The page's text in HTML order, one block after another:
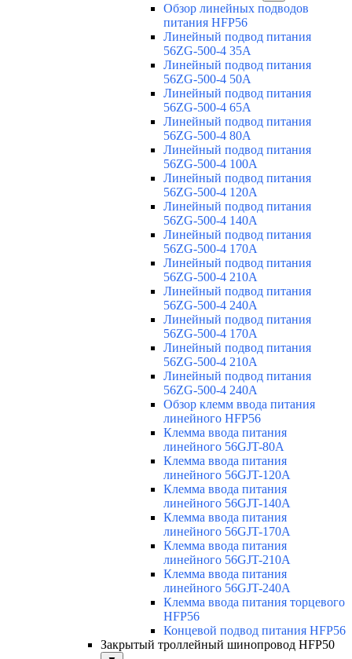
Обзор линейных подводов
питания HFP56
Линейный подвод питания
56ZG-500-4 35A
Линейный подвод питания
56ZG-500-4 50A
Линейный подвод питания
56ZG-500-4 65A
Линейный подвод питания
56ZG-500-4 80A
Линейный подвод питания
56ZG-500-4 100A
Линейный подвод питания
56ZG-500-4 120A
Линейный подвод питания
56ZG-500-4 140A
Линейный подвод питания
56ZG-500-4 170A
Линейный подвод питания
56ZG-500-4 210A
Линейный подвод питания
56ZG-500-4 240A
Линейный подвод питания
56ZG-500-4 170A
Линейный подвод питания
56ZG-500-4 210A
Линейный подвод питания
56ZG-500-4 240A
Обзор клемм ввода питания
линейного HFP56
Клемма ввода питания
линейного 56GJT-80A
Клемма ввода питания
линейного 56GJT-120A
Клемма ввода питания
линейного 56GJT-140A
Клемма ввода питания
линейного 56GJT-170A
Клемма ввода питания
линейного 56GJT-210A
Клемма ввода питания
линейного 56GJT-240A
Клемма ввода питания торцевого
HFP56
Концевой подвод питания HFP56
Закрытый троллейный шинопровод HFP50